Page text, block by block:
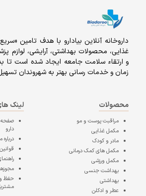
داروخانه آنلاين بيادارو با هدف تامين
غذايى، محصولات بهداشتى، آرايشى، لوازم
و ارتقاء سلامت جامعه ایجاد شده است تا
زمان و خدمات رسانی بهتر به شهروندان
محصولات
مراقبت پوست و مو
مکمل غذایی
مادر و کودک
مکمل های کمک درمانی
مکمل ورزشی
بهداشت جنسی
بهداشتی
عطر و ادکلن
لینک
دارو
درباره
حفظ